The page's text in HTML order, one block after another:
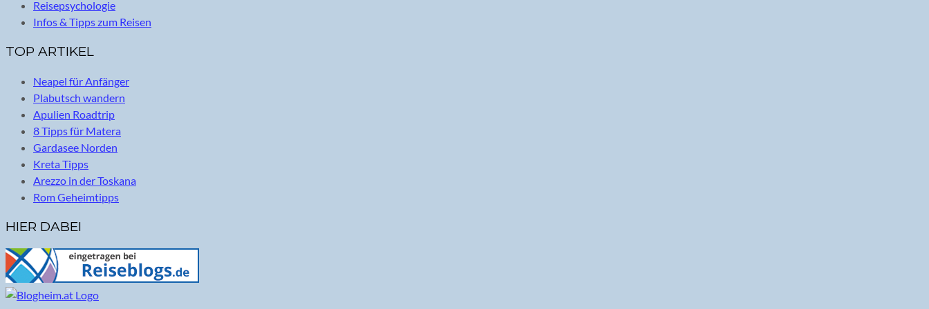
Reisepsychologie
Infos & Tipps zum Reisen
TOP ARTIKEL
Neapel für Anfänger
Plabutsch wandern
Apulien Roadtrip
8 Tipps für Matera
Gardasee Norden
Kreta Tipps
Arezzo in der Toskana
Rom Geheimtipps
HIER DABEI